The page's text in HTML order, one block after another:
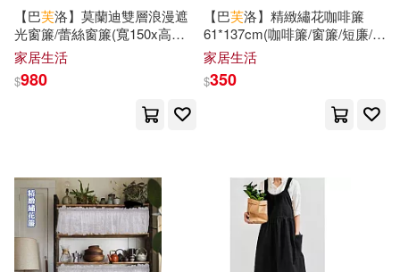
芙麗達．麥法登(23)
蓮実ｸﾚｱ(23) 藤萍(23)
鐵皮人美術(23)
（丹）安徒生(23) シリ崎(22)
一世風流(22)
二十一世紀出版社(155)
耕林(153)
青海人民出版社(152)
光明日報出版社(151)
【巴芙洛】莫蘭迪雙層浪漫遮
光窗簾/蕾絲窗簾(寬150x高
170cm單片)粉灰色
家居生活
$980
【巴芙洛】精緻繡花咖啡簾
61*137cm(咖啡簾/窗簾/短廉/門
簾)白色
家居生活
$350